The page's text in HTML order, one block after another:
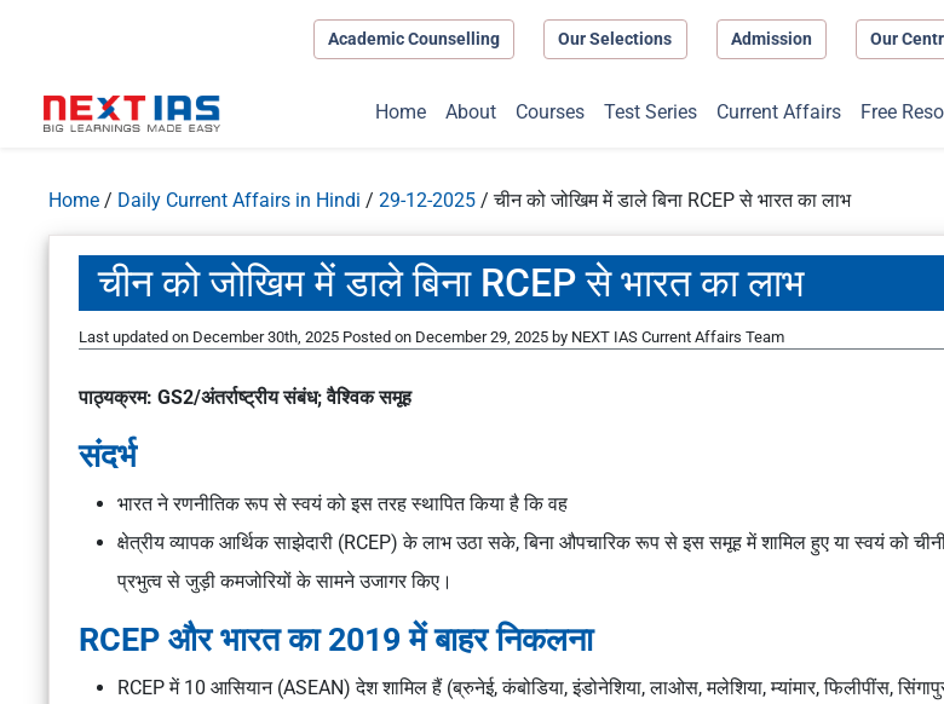
Academic Counselling Our Selections Admission Our
Home About Courses Test Series Current Affairs Free
Home / Daily Current Affairs in Hindi / 29-12-2025 /चीन को जोखिम में डाले बिना RCEP से भारत का लाभ
चीन को जोखिम में डाले बिना RCEP से भारत का लाभ
Last updated on December 30th, 2025 Posted on December 29, 2025 by NEXT IAS Current Affairs Team
पाठ्यक्रम: GS2/अंतर्राष्ट्रीय संबंध; वैश्विक समूह
संदर्भ
भारत ने रणनीतिक रूप से स्वयं को इस तरह स्थापित किया है कि वह
क्षेत्रीय व्यापक आर्थिक साझेदारी (RCEP) के लाभ उठा सके, बिना औपचारिक रूप से इस समूह में शामिल हुए या स्वयं को
प्रभुत्व से जुड़ी कमजोरियों के सामने उजागर किए।
RCEP और भारत का 2019 में बाहर निकलना
RCEP में 10 आसियान (ASEAN) देश शामिल हैं (ब्रुनेई, कंबोडिया, इंडोनेशिया, लाओस, मलेशिया, म्यांमार, फिलीपींस,